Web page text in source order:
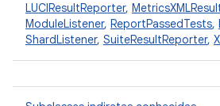
LUCIResultReporter,
ModuleListener, ReportPassedTests,
ShardListener, SuiteResultReporter,